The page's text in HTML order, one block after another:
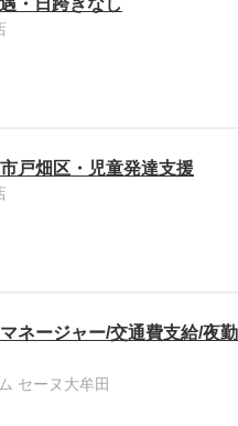
・日跨ぎなし
戸畑区・児童発達支援
マネージャー/交通費支給/夜
セーヌ大牟田